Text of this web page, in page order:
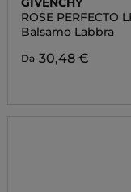
ROSE PERFECTO
LIP BALM
Balsamo Labbra
Da 30,48 €